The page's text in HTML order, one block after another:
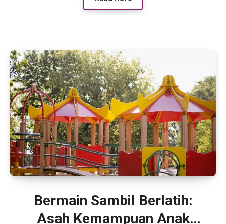
Bermain Sambil Berlatih:
Asah Kemampuan Anak